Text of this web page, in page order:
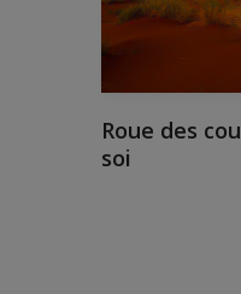
Roue des
soi